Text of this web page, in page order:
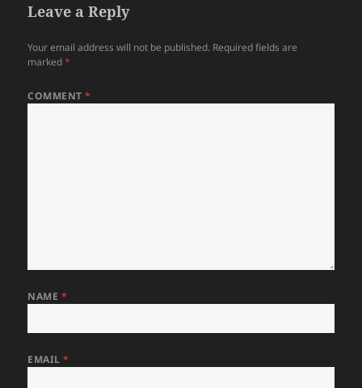
Leave a Reply
Your email address will not be published. Required fields are
marked*
COMMENT*
NAME *
EMAIL*